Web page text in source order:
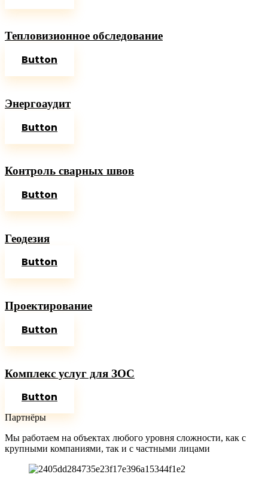
Тепловизионное обследование
Button
Энергоаудит
Button
Контроль сварных швов
Button
Геодезия
Button
Проектирование
Button
Комплекс услуг для ЗОС
Button
Партнёры
Мы работаем на объектах любого уровня сложности, как с
крупными компаниями, так и с частными лицами